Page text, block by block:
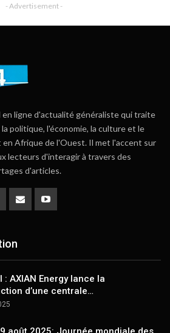
- Advertisement -
en ligne d'actualité généraliste qui traite
politique, l'économie, la culture et le
Afrique de l'Ouest. Il met l'accent sur
lecteurs d'interagir à travers des
d'articles.
: AXIAN Energy lance la
d’une centrale…